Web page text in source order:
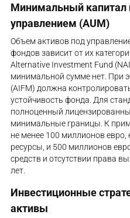
Минимальный капитал
управлением (AUM)
Объем активов под
фондов зависит от их
Alternative Investment Fund
минимальной сумме нет. При
(AIFM) должна
устойчивость фонда. Для
полноценный
минимальные границы. К
не менее 100 миллионов
ресурсы, и 500 миллионов
средств и отсутствии права
лет.
Инвестиционные
активы